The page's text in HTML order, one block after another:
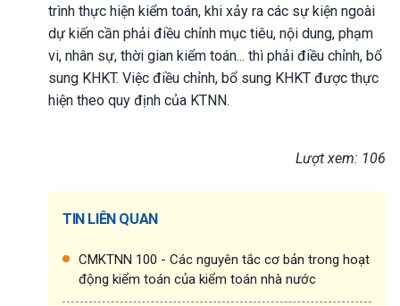
trình thực hiện kiểm toán, khi xảy ra các sự kiện ngoài
dự kiến cần phải điều chỉnh mục tiêu, nội dung, phạm
vi, nhân sự, thời gian kiểm toán... thì phải điều chỉnh, bổ
sung KHKT. Việc điều chỉnh, bổ sung KHKT được thực
hiện theo quy định của KTNN.
Lượt xem: 106
TIN LIÊN QUAN
CMKTNN 100 - Các nguyên tắc cơ bản trong hoạt
động kiểm toán của kiểm toán nhà nước